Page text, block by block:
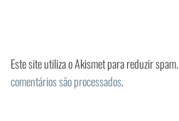
Este site utiliza o Akismet para reduzir spam.
comentários são processados.